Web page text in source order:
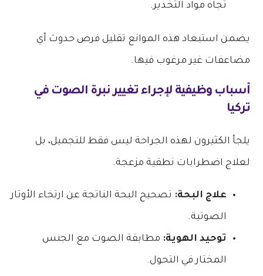
تجاه مواد التخدير.
يضمن استبعاد هذه الموانع تقليل فرص حدوث أي
مضاعفات غير مرغوب فيها.
أسباب وظيفية لإجراء تغيير نبرة الصوت في
تركيا
يلجأ الكثيرون لهذه الجراحة ليس فقط للتجميل، بل
لعلاج اضطرابات نطقية مزعجة.
علاج البحة: تصحيح البحة الناتجة عن ارتخاء الأوتار
الصوتية.
توحيد الهوية: مطابقة الصوت مع الجنس
المختار في التحول.